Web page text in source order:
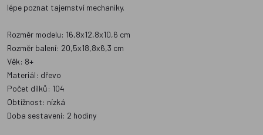
lépe poznat tajemství mechaniky.
Rozměr modelu: 16,8x12,8x10,6 cm
Rozměr balení: 20,5x18,8x6,3 cm
Věk: 8+
Materiál: dřevo
Počet dílků: 104
Obtížnost: nízká
Doba sestavení: 2 hodiny